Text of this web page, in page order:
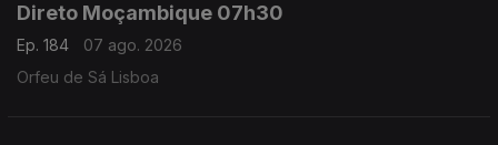
Direto Moçambique 07h30
Ep. 184
07 ago. 2026
Orfeu de Sá Lisboa